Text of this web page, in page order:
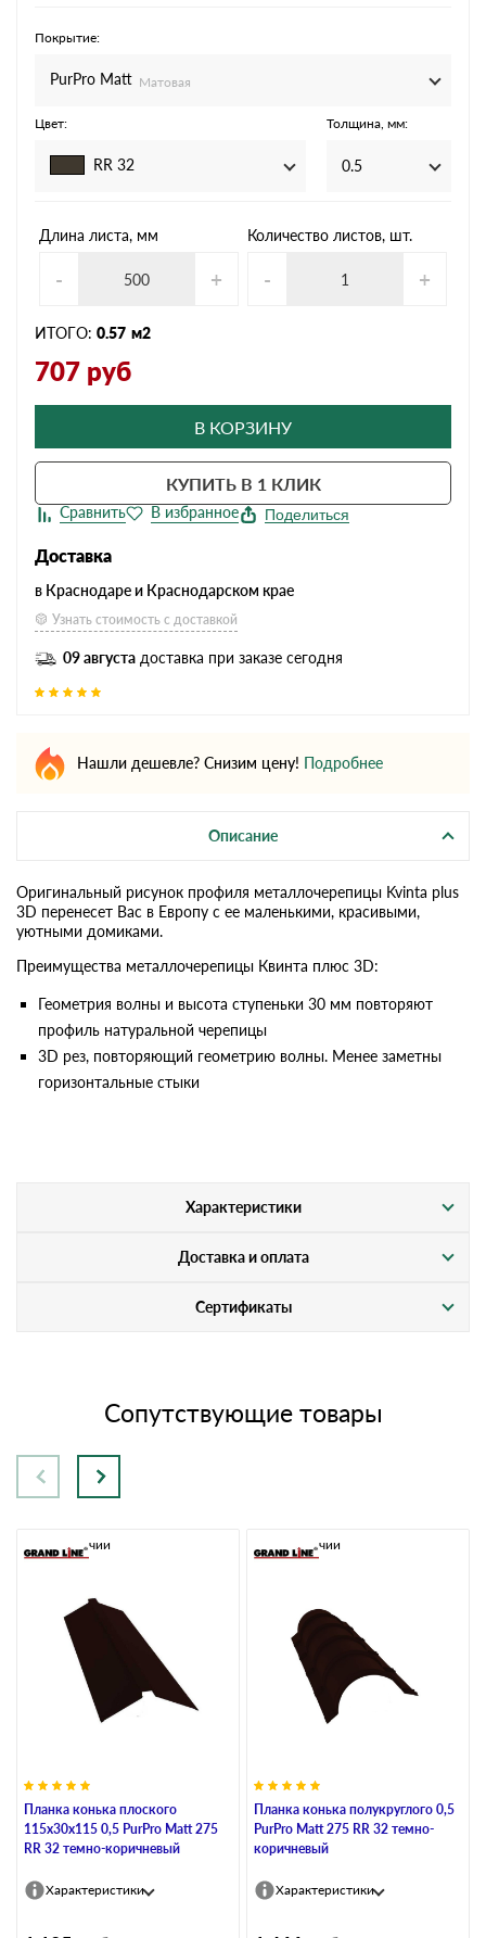
Покрытие:
PurPro Matt Матовая
Цвет:
RR 32
Толщина, мм:
0.5
Длина листа, мм
- +
Количество листов, шт.
- +
ИТОГО: 0.57 м2
707 руб
В КОРЗИНУ
КУПИТЬ В 1 КЛИК
Поделиться
Доставка
в Краснодаре и Краснодарском крае
Узнать стоимость с доставкой
09 августа доставка при заказе сегодня
Нашли дешевле? Снизим цену! Подробнее
Описание
Оригинальный рисунок профиля металлочерепицы Kvinta plus
3D перенесет Вас в Европу с ее маленькими, красивыми,
уютными домиками.
Преимущества металлочерепицы Квинта плюс 3D:
Геометрия волны и высота ступеньки 30 мм повторяют
профиль натуральной черепицы
3D рез, повторяющий геометрию волны. Менее заметны
горизонтальные стыки
Характеристики
Доставка и оплата
Сертификаты
Сопутствующие товары
Планка конька плоского
115х30х115 0,5 PurPro Matt 275
RR 32 темно-коричневый
В наличии
Характеристики
Планка конька полукруглого 0,5
PurPro Matt 275 RR 32 темно-
коричневый
В наличии
Характеристики